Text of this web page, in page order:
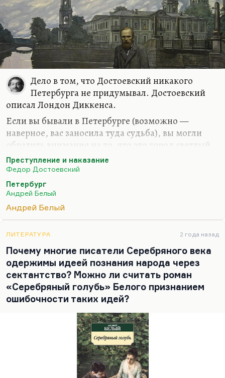
формации считали «Петербург» великим
романом, азбукой мирового модернизма.
Павел Антокольский, который, когда ему
выпало писать предисловие к переизданию…
Дело в том, что Достоевский никакого
Петербурга не придумывал. Достоевский
описал Лондон Диккенса.
Если вы бывали в Петербурге (возможно —
наверное, вас заносила туда судьба), вы могли
обратить внимание на то, что это город светлый,
ровный, прозрачной, очень дружелюбный к
туристу. Один из самых красивых городов мира. А
то, что описывает Достоевский — это Лондон, как
он его вычитал у Диккенса.
Конечно, на Петроградской стороне есть мрачные
были. Но тем не менее, Сенная — район, где жил
Раскольников — это всё-таки центр Петербурга. Я
понимаю, что каморка Раскольникова похожа на
гроб. Но каморками, переулками и
подворотнями этот…
Преступление и наказание
Федор Достоевский
Петербург
Андрей Белый
Андрей Белый
ЛИТЕРАТУРА 2 года назад
Почему многие писатели Серебряного века
одержимы идеей познания народа через
сектантство? Можно ли считать роман
«Серебряный голубь» Белого признанием
ошибочности таких идей?